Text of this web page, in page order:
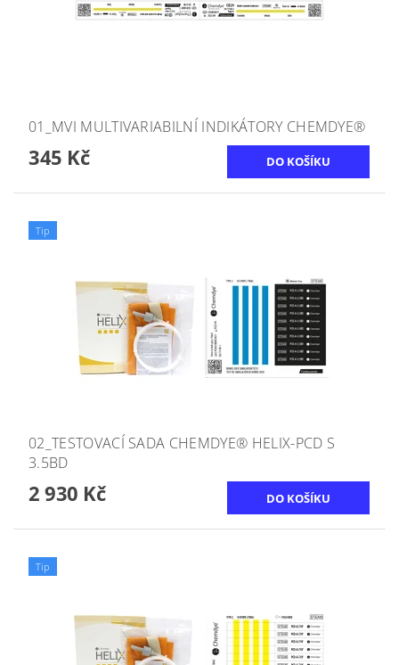
01_MVI MULTIVARIABILNÍ INDIKÁTORY CHEMDYE®
345 Kč
Tip
02_TESTOVACÍ SADA CHEMDYE® HELIX-PCD S
3.5BD
2 930 Kč
Tip